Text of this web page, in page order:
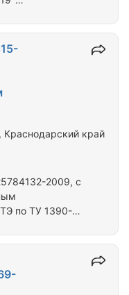
6,3-0,66-
Отвод ОГ19°
У с
Пк-40,
2009, с
по ТУ 1390-
800/800-
К48)-25-
гнутый ОГ
Краснодарский край